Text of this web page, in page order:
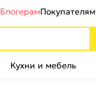
БлогерамПокупателям
Кухни и мебель